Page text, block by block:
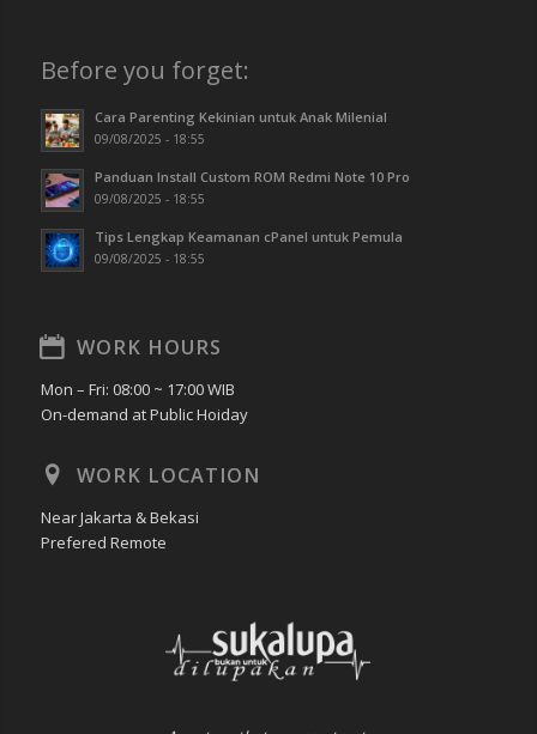
Before you forget:
Cara Parenting Kekinian untuk Anak Milenial
09/08/2025 - 18:55
Panduan Install Custom ROM Redmi Note 10 Pro
09/08/2025 - 18:55
Tips Lengkap Keamanan cPanel untuk Pemula
09/08/2025 - 18:55
WORK HOURS
Mon – Fri: 08:00 ~ 17:00 WIB
On-demand at Public Hoiday
WORK LOCATION
Near Jakarta & Bekasi
Prefered Remote